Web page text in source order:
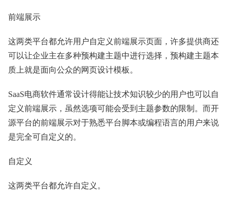
前端展示
这两类平台都允许用户自定义前端展示页面，许多提供商还
可以让企业主在多种预构建主题中进行选择，预构建主题本
质上就是面向公众的网页设计模板。
SaaS电商软件通常设计得能让技术知识较少的用户也可以自
定义前端展示，虽然选项可能会受到主题参数的限制。而开
源平台的前端展示对于熟悉平台脚本或编程语言的用户来说
是完全可自定义的。
自定义
这两类平台都允许自定义。